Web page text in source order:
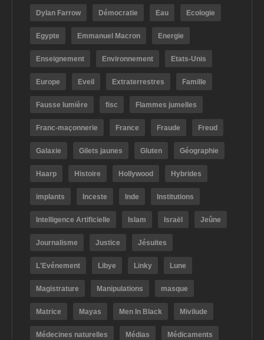
Dylan Farrow Démocratie Eau Ecologie
Egypte Emmanuel Macron Energie
Enseignement Environnement Etats-Unis
Europe Eveil Extraterrestres Famille
Fausse lumière fisc Flammes jumelles
Franc-maçonnerie France Fraude Freud
Galaxie Gilets jaunes Gluten Géographie
Haarp Histoire Hollywood Hybrides
implants Inceste Inde Institutions
Intelligence Artificielle Islam Israël Jeûne
Journalisme Justice Jésuites
L'Evénement Libye Linky Lune
Magistrature Manipulations masque
Matrice Mayas Men In Black Mivilude
Médecines naturelles Médias Médicaments